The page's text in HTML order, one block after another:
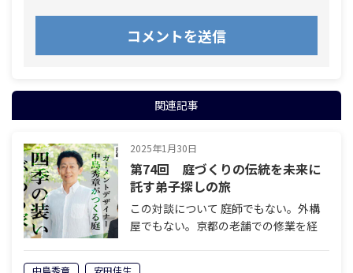
関連記事
2025年1月30日
第74回 庭づくりの伝統を未来に
託す弟子探しの旅
この対談について 庭師でもない。外構
屋でもない。京都の老舗での修業を経
ん（ガーメントデザイナー）」として活
中島秀章 安田佳生